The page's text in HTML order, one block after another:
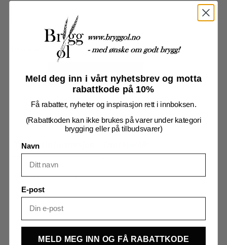
følger med FermZilla Conical og All Rounder.
gjærlås Legg I Handlekurv
Kategorier:Gjæring,Gjæringsutstyr
Tilleggsinformasjon
Tilleggsinformasjon
Vekt 0,100 kg
Meld deg inn i vårt nyhetsbrev og motta
rabattkode på 10%
Få rabatter, nyheter og inspirasjon rett i innboksen.
(Rabattkoden kan ikke brukes på varer under kategori
brygging eller på tilbudsvarer)
Navn
E-post
MELD MEG INN OG FÅ RABATTKODE